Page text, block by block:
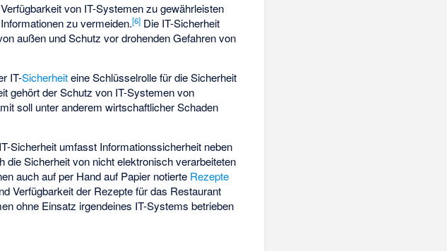
von IT-Systemen zu gewährleisten
zu vermeiden.[6] Die IT-Sicherheit
außen und Schutz vor drohenden Gefahren von
IT-Sicherheiteine Schlüsselrolle für die Sicherheit
gehört der Schutz von IT-Systemen von
soll unter anderem wirtschaftlicher Schaden
Sicherheit umfasst Informationssicherheit neben
die Sicherheit von nicht elektronisch verarbeiteten
auch auf per Hand auf Papier notierte Rezepte
Verfügbarkeit der Rezepte für das Restaurant
ohne Einsatz irgendeines IT-Systems betrieben